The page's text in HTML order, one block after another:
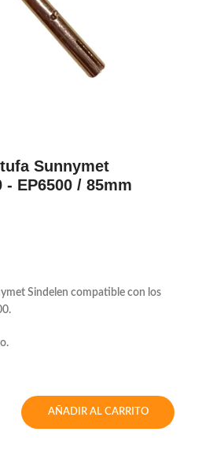
Sunnymet
- EP6500 / 85mm
Sindelen compatible con los
AÑADIR AL CARRITO